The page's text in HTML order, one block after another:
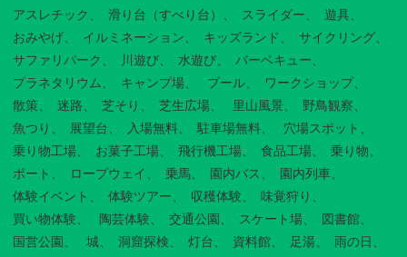
アスレチック 滑り台（すべり台） スライダー
遊具
おみやげ
イルミネーション キッズランド
サイクリング
サファリパーク
川遊び 水遊び
バーベキュー
プラネタリウム
キャンプ場 プール
ワークショップ
散策
迷路 芝そり 芝生広場 里山風景
野鳥観察
魚つり
展望台 入場無料 駐車場無料
穴場スポット
乗り物工場
お菓子工場 飛行機工場 食品工場
乗り物
ボート
ロープウェイ 乗馬 園内バス
園内列車
体験イベント
体験ツアー 収穫体験
味覚狩り
買い物体験
陶芸体験 交通公園 スケート場
図書館
国営公園
城 洞窟探検 灯台 資料館 足湯 雨の日